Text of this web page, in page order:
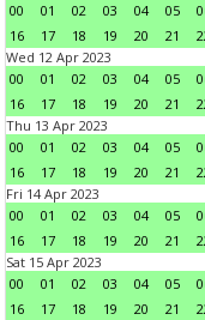
00
01 02 03 04 05
16
17 18 19 20 21
Wed 12 Apr 2023
00
01 02 03 04 05
16
17 18 19 20 21
Thu 13 Apr 2023
00
01 02 03 04 05
16
17 18 19 20 21
Fri 14 Apr 2023
00
01 02 03 04 05
16
17 18 19 20 21
Sat 15 Apr 2023
00
01 02 03 04 05
16
17 18 19 20 21